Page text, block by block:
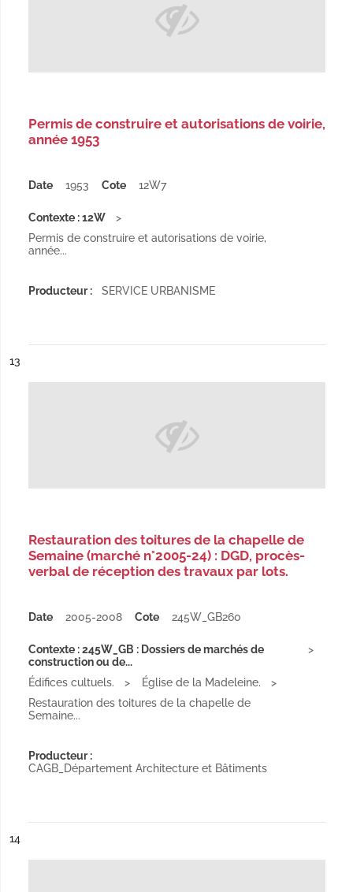
Permis de construire et autorisations de voirie,
année 1953
Date 1953 Cote 12W7
Contexte : 12W
Permis de construire et autorisations de voirie,
année...
Producteur : SERVICE URBANISME
n°
13
Restauration des toitures de la chapelle de
Semaine (marché n°2005-24) : DGD, procès-
verbal de réception des travaux par lots.
Date 2005-2008 Cote 245W_GB260
Contexte : 245W_GB : Dossiers de marchés de
construction ou de...
Édifices cultuels.
Église de la Madeleine.
Restauration des toitures de la chapelle de
Semaine...
Producteur :
CAGB_Département Architecture et Bâtiments
n°
14